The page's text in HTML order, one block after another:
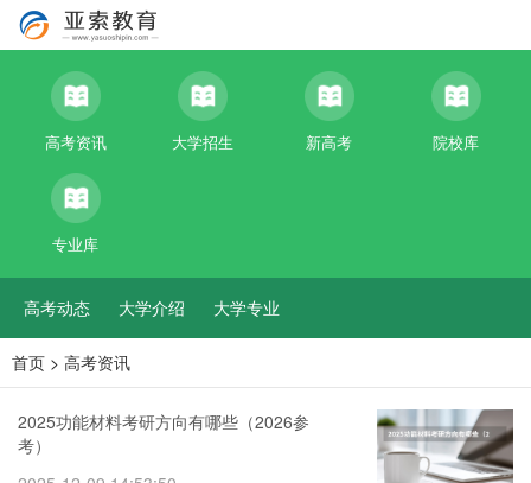
高考资讯 大学招生 新高考 院校库
专业库
高考动态 大学介绍 大学专业
首页 > 高考资讯
2025功能材料考研方向有哪些（2026参
考）